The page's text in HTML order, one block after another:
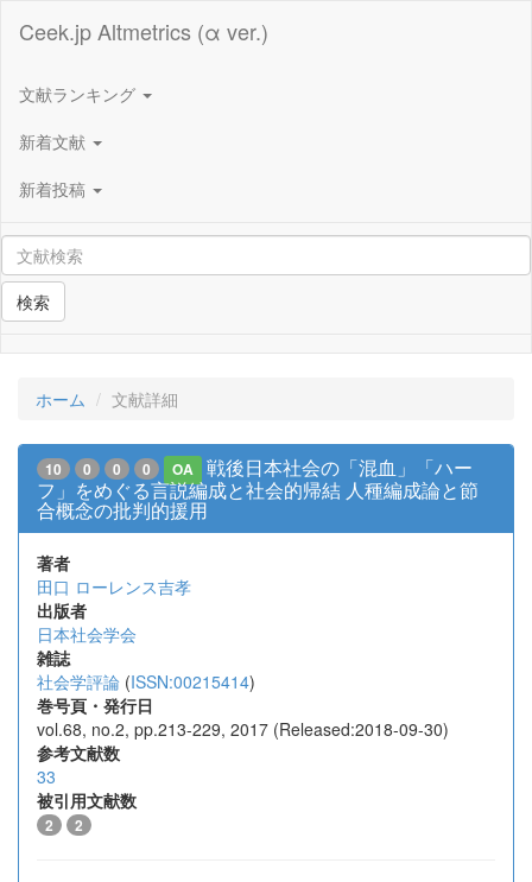
Ceek.jp Altmetrics (α ver.)
文献ランキング
新着文献
新着投稿
検索
ホーム 文献詳細
10 0 0 0 OA
戦後日本社会の「混血」「ハー
フ」をめぐる言説編成と社会的帰結 人種編成論と節
合概念の批判的援用
著者
田口 ローレンス吉孝
出版者
日本社会学会
雑誌
社会学評論 (ISSN:00215414)
巻号頁・発行日
vol.68, no.2, pp.213-229, 2017 (Released:2018-09-30)
参考文献数
33
被引用文献数
2 2